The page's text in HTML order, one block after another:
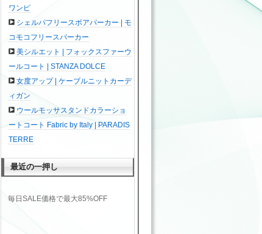
ワンピ
シェルパフリースボアパーカー | モ
コモコフリースパーカー
美シルエット | フォックスファーウ
ールコート | STANZA DOLCE
女度アップ | ケーブルニットカーデ
ィガン
ウールモッサスタンドカラーショ
ートコート Fabric by Italy | PARADIS
TERRE
最近の一押し
毎日SALE価格で最大85%OFF